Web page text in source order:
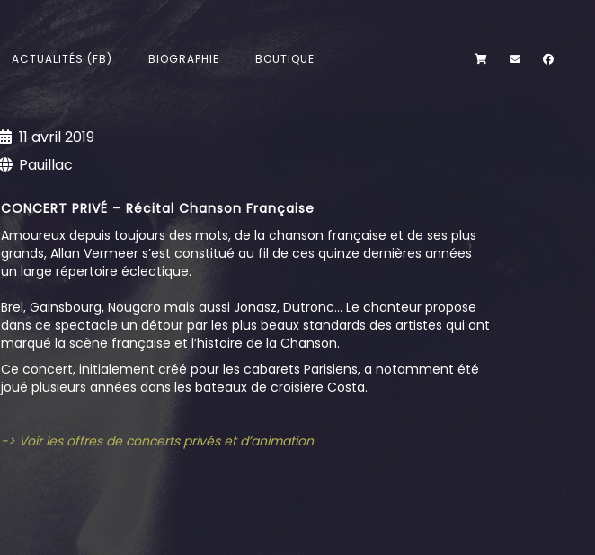
ACTUALITÉS (FB) BIOGRAPHIE BOUTIQUE
11 avril 2019
Pauillac
CONCERT PRIVÉ – Récital Chanson Française
Amoureux depuis toujours des mots, de la chanson française et de ses plus
grands, Allan Vermeer s’est constitué au fil de ces quinze dernières années
un large répertoire éclectique.
Brel, Gainsbourg, Nougaro mais aussi Jonasz, Dutronc… Le chanteur propose
dans ce spectacle un détour par les plus beaux standards des artistes qui ont
marqué la scène française et l’histoire de la Chanson.
Ce concert, initialement créé pour les cabarets Parisiens, a notamment été
joué plusieurs années dans les bateaux de croisière Costa.
-> Voir les offres de concerts privés et d’animation